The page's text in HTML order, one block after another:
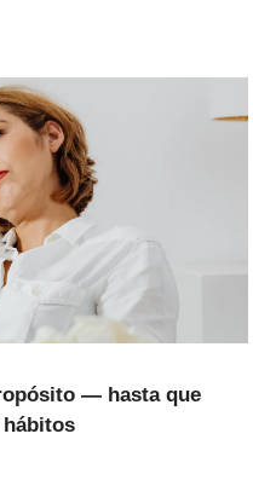
— hasta que
hábitos